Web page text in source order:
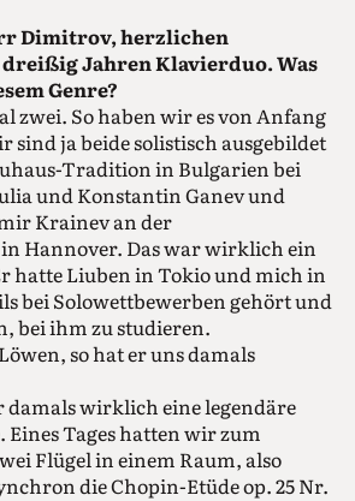
Dimitrov, herzlichen
Jahren Klavierduo. Was
Genre?
zwei. So haben wir es von Anfang
sind ja beide solistisch ausgebildet
Tradition in Bulgarien bei
und Konstantin Ganev und
Krainev an der
Hannover. Das war wirklich ein
hatte Liuben in Tokio und mich in
bei Solowettbewerben gehört und
bei ihm zu studieren.
so hat er uns damals
damals wirklich eine legendäre
Tages hatten wir zum
Flügel in einem Raum, also
die Chopin-Etüde op. 25 Nr.